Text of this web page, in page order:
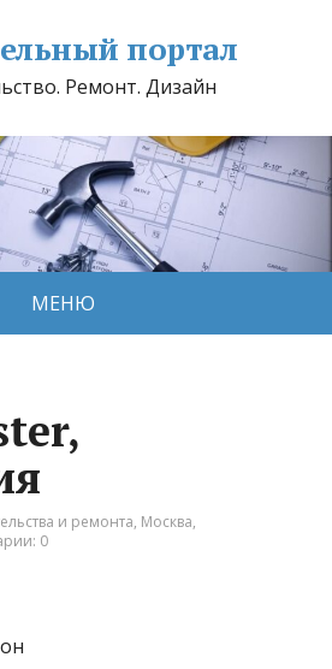
портал
Ремонт. Дизайн
МЕНЮ
и ремонта, Москва,
0